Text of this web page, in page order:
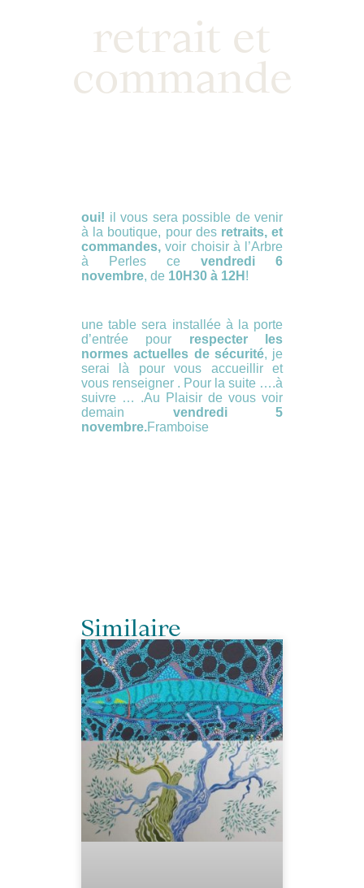
retrait et
commande
oui! il vous sera possible de venir
à la boutique, pour desretraits, et
commandes, voir choisir à l’Arbre
à Perles ce vendredi 6
novembre, de 10H30 à 12H !
une table sera installée à la porte
d’entrée pour respecter les
normes actuelles de sécurité, je
serai là pour vous accueillir et
vous renseigner . Pour la suite ….à
suivre … .Au Plaisir de vous voir
demain vendredi 5
novembre.Framboise
Similaire